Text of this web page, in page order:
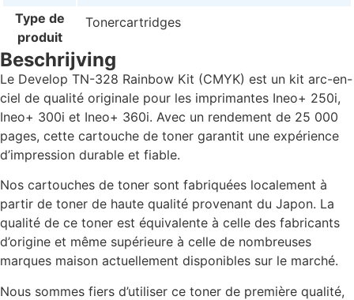
Type de
produit
Tonercartridges
Beschrijving
Le Develop TN-328 Rainbow Kit (CMYK) est un kit arc-en-
ciel de qualité originale pour les imprimantes Ineo+ 250i,
Ineo+ 300i et Ineo+ 360i. Avec un rendement de 25 000
pages, cette cartouche de toner garantit une expérience
d’impression durable et fiable.
Nos cartouches de toner sont fabriquées localement à
partir de toner de haute qualité provenant du Japon. La
qualité de ce toner est équivalente à celle des fabricants
d’origine et même supérieure à celle de nombreuses
marques maison actuellement disponibles sur le marché.
Nous sommes fiers d’utiliser ce toner de première qualité,